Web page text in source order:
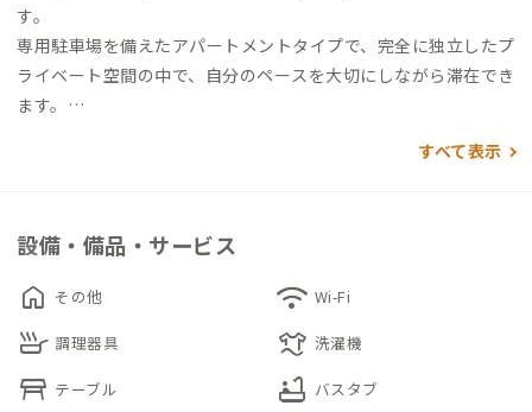
す。
専用駐車場を備えたアパートメントタイプで、完全に独立したプ
ライベート空間の中で、自分のペースを大切にしながら滞在でき
ます。
玄関を入ると、リビングスペースと個室がゆるやかにつながる構
在にも対応しています。
キッチンには冷蔵庫やガスコンロ、電子レンジに加え、調理器
具や食器類もそろっており、日常的な自炊が可能です。徒歩1分
の場所にコンビニがあり、少し足を延ばせばスーパーも利用でき
るため、無理のない生活リズムを保てます。
すべて表示
設備・備品・サービス
home その他 wifi Wi-Fi
skillet 調理器具 laundry 洗濯機
table_restaurant テーブル bathtub バスタブ